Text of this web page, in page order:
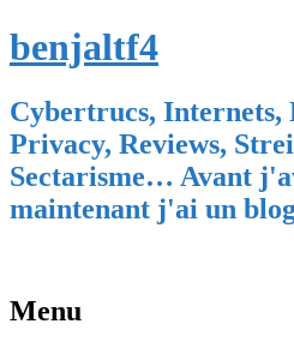
benjaltf4
Cybertrucs, Internets,
Privacy, Reviews,
Sectarisme… Avant
maintenant j'ai un
Menu